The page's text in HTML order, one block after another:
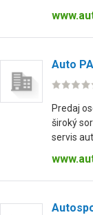
Auto
Predaj
široký
servis